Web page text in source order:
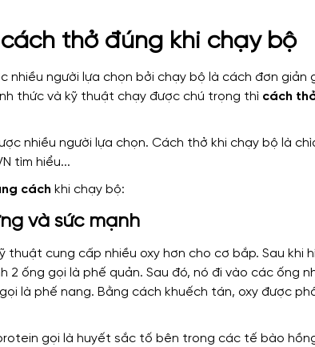
cách thở đúng khi chạy bộ
nhiều người lựa chọn bởi chạy bộ là cách đơn giản
thức và kỹ thuật chạy được chú trọng thì cách
cách khi chạy bộ:
và sức mạnh
thuật cung cấp nhiều oxy hơn cho cơ bắp. Sau khi
2 ống gọi là phế quản. Sau đó, nó đi vào các ống
là phế nang. Bằng cách khuếch tán, oxy được
gọi là huyết sắc tố bên trong các tế bào